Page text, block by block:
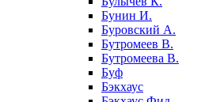
Бунин И.
Буровский А.
Бутромеев В.
Бутромеева В.
Буф
Бэкхаус